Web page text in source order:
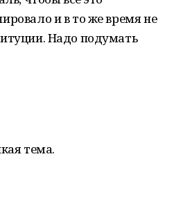
и в то же время не
Надо подумать
тема.